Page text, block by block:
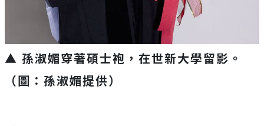
▲ 孫淑媚穿著碩士袍，在世新大學留影。
（圖：孫淑媚提供）